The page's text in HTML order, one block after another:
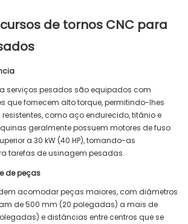
de tornos CNC para
serviços pesados ​​são equipados com
que fornecem alto torque, permitindo-lhes
como aço endurecido, titânio e
geralmente possuem motores de fuso
a 30 kW (40 HP), tornando-as
tarefas de usinagem pesadas.
de peças
acomodar peças maiores, com diâmetros
de 500 mm (20 polegadas) a mais de
e distâncias entre centros que se